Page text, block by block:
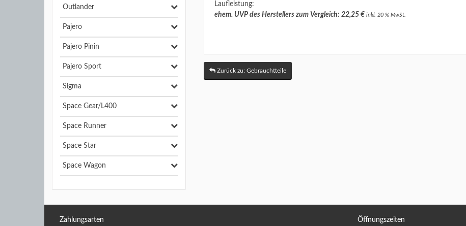
Laufleistung:
ehem. UVP des Herstellers zum Vergleich: 22,25 €inkl. 20 % MwSt.
Zurück zu: Gebrauchtteile
Outlander
Pajero
Pajero Pinin
Pajero Sport
Sigma
Space Gear/L400
Space Runner
Space Star
Space Wagon
Zahlungsarten Öffnungszeiten